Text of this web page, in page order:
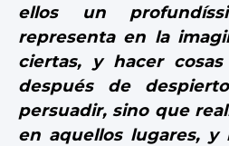
ellos un
representa en la
ciertas, y hacer
después de
persuadir, sino que
en aquellos lugares,